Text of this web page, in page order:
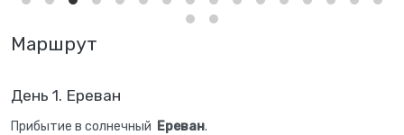
Маршрут
День 1. Ереван
Прибытие в солнечный Ереван.